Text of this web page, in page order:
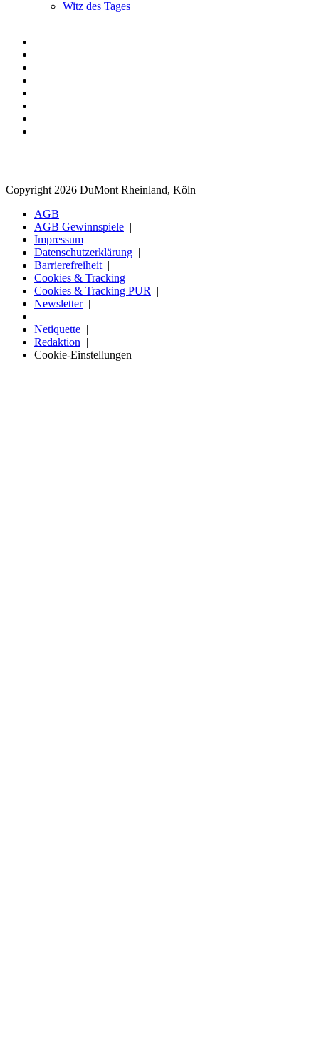
Witz des Tages
Copyright 2026 DuMont Rheinland, Köln
AGB
AGB Gewinnspiele
Impressum
Datenschutzerklärung
Barrierefreiheit
Cookies & Tracking
Cookies & Tracking PUR
Newsletter
Netiquette
Redaktion
Cookie-Einstellungen